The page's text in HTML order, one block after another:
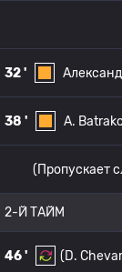
32 '
38 ' A.
(Пропускает
2-Й ТАЙМ
46 ' (D.